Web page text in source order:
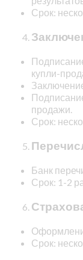
Срок:
купли-
продажи.
Срок:
Банк
Срок: 1-2
Срок: